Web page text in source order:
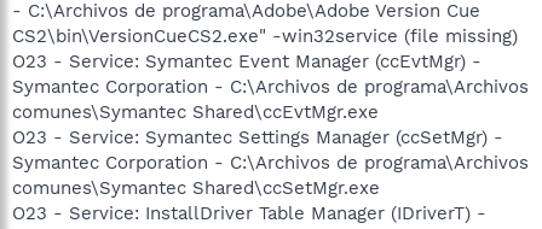
- C:\Archivos de programa\Adobe\Adobe Version Cue
CS2\bin\VersionCueCS2.exe" -win32service (file missing)
O23 - Service: Symantec Event Manager (ccEvtMgr) -
Symantec Corporation - C:\Archivos de programa\Archivos
comunes\Symantec Shared\ccEvtMgr.exe
O23 - Service: Symantec Settings Manager (ccSetMgr) -
Symantec Corporation - C:\Archivos de programa\Archivos
comunes\Symantec Shared\ccSetMgr.exe
O23 - Service: InstallDriver Table Manager (IDriverT) -